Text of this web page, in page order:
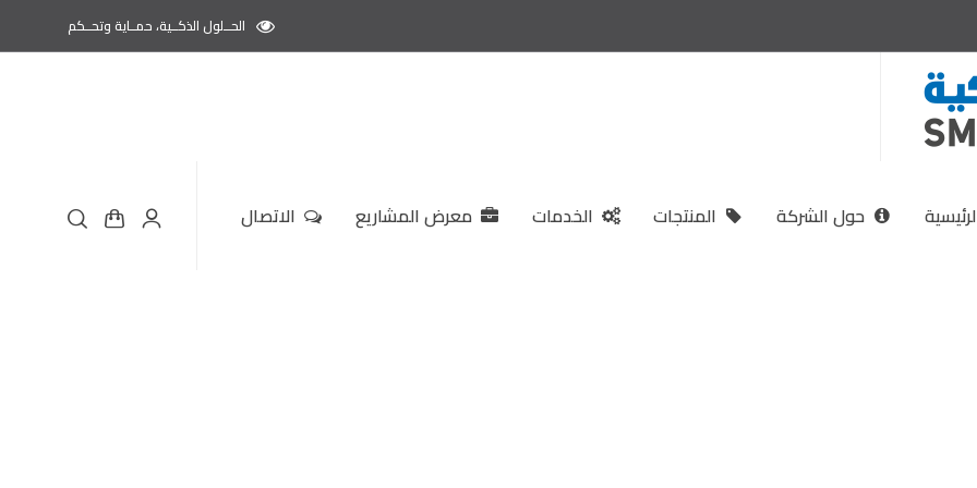
الحــلول الذكــية، حمــاية وتحــكم
حول الشركة المنتجات الخدمات معرض المشاريع الاتصال